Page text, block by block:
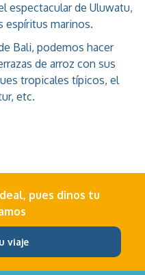
espectacular de Uluwatu,
espíritus marinos.
Bali, podemos hacer
de arroz con sus
tropicales típicos, el
etc.
pues dinos tu
viaje